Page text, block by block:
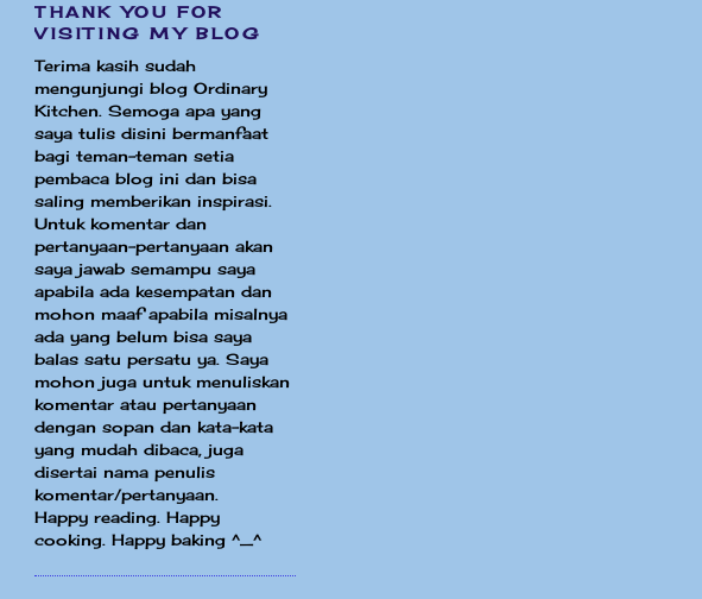
THANK YOU FOR
VISITING MY BLOG
Terima kasih sudah
mengunjungi blog Ordinary
Kitchen. Semoga apa yang
saya tulis disini bermanfaat
bagi teman-teman setia
pembaca blog ini dan bisa
saling memberikan inspirasi.
Untuk komentar dan
pertanyaan-pertanyaan akan
saya jawab semampu saya
apabila ada kesempatan dan
mohon maaf apabila misalnya
ada yang belum bisa saya
balas satu persatu ya. Saya
mohon juga untuk menuliskan
komentar atau pertanyaan
dengan sopan dan kata-kata
yang mudah dibaca, juga
disertai nama penulis
komentar/pertanyaan.
Happy reading. Happy
cooking. Happy baking ^_^